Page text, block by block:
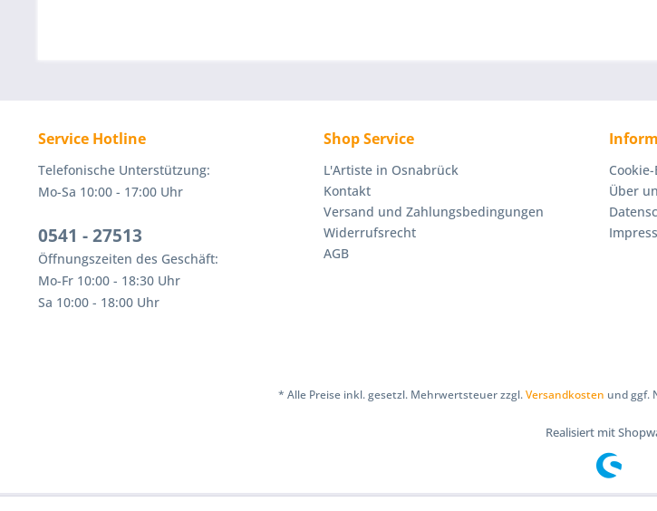
Service Hotline
Telefonische Unterstützung:
Mo-Sa 10:00 - 17:00 Uhr
0541 - 27513
Öffnungszeiten des Geschäft:
Mo-Fr 10:00 - 18:30 Uhr
Sa 10:00 - 18:00 Uhr
Shop Service
L'Artiste in Osnabrück
Kontakt
Versand und Zahlungsbedingungen
Widerrufsrecht
AGB
Über
* Alle Preise inkl. gesetzl. Mehrwertsteuer zzgl.Versandkosten und ggf.
Realisiert mit